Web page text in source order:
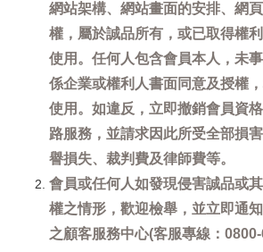
網站架構、網站畫面的安排、網
權，屬於誠品所有，或已取得權
使用。任何人包含會員本人，未
係企業或權利人書面同意及授權
使用。如違反，立即撤銷會員資
路服務，並請求因此所受全部損
譽損失、裁判費及律師費等。
會員或任何人如發現侵害誠品或
權之情形，歡迎檢舉，並立即通
之顧客服務中心(客服專線：0800-